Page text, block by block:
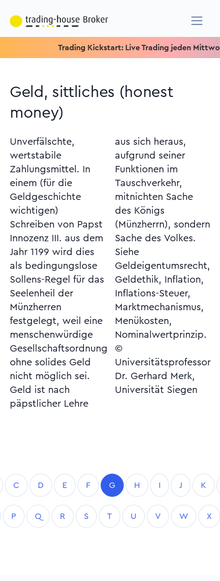
Trading Kickstart: Live Trading jeden Mittwoch
Geld, sittliches (honest
money)
Unverfälschte,
wertstabile
Zahlungsmittel. In
einem (für die
Geldgeschichte
wichtigen)
Schreiben von Papst
Innozenz III. aus dem
Jahr 1199 wird dies
als bedingungslose
Sollens-Regel für das
Seelenheil der
Münzherren
festgelegt, weil eine
menschenwürdige
Gesellschaftsordnung
ohne solides Geld
nicht möglich sei.
Geld ist nach
päpstlicher Lehre
aus sich heraus,
aufgrund seiner
Funktionen im
Tauschverkehr,
mitnichten Sache
des Königs
(Münzherrn), sondern
Sache des Volkes.
Siehe
Geldeigentumsrecht,
Geldethik, Inflation,
Inflations-Steuer,
Marktmechanismus,
Menükosten,
Nominalwertprinzip.
©
Universitätsprofessor
Dr. Gerhard Merk,
Universität Siegen
C D E F G H I J K
P Q R S T U V W X